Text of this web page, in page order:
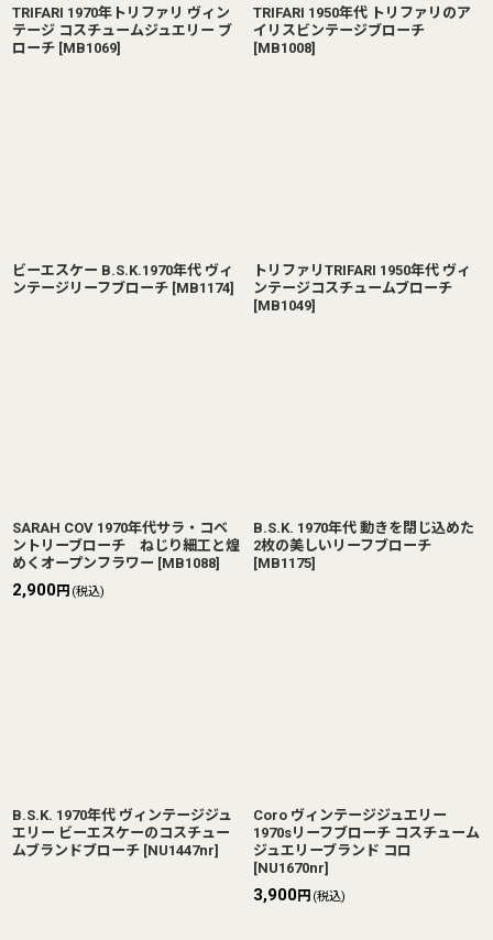
TRIFARI 1970年トリファリ ヴィン
テージ コスチュームジュエリー ブ
ローチ [MB1069]
TRIFARI 1950年代 トリファリのア
イリスビンテージブローチ
[MB1008]
ビーエスケー B.S.K.1970年代 ヴィ
ンテージリーフブローチ [MB1174]
トリファリTRIFARI 1950年代 ヴィ
ンテージコスチュームブローチ
[MB1049]
SARAH COV 1970年代サラ・コベ
ントリーブローチ ねじり細工と煌
めくオープンフラワー [MB1088]
2,900円 (税込)
B.S.K. 1970年代 動きを閉じ込めた
2枚の美しいリーフブローチ
[MB1175]
B.S.K. 1970年代 ヴィンテージジュ
エリー ビーエスケーのコスチュー
ムブランドブローチ [NU1447nr]
Coro ヴィンテージジュエリー
1970sリーフブローチ コスチューム
ジュエリーブランド コロ
[NU1670nr]
3,900円 (税込)